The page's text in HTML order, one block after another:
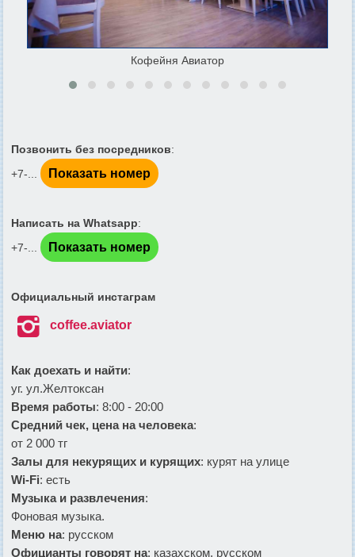
Кофейня Авиатор
Позвонить без посредников:
+7-...
Показать номер
Написать на Whatsapp:
+7-...
Показать номер
Официальный инстаграм
 coffee.aviator
Как доехать и найти:
уг. ул.Желтоксан
Время работы: 8:00 - 20:00
Средний чек, цена на человека:
от 2 000 тг
Залы для некурящих и курящих: курят на улице
Wi-Fi: есть
Музыка и развлечения:
Фоновая музыка.
Меню на: русском
Официанты говорят на: казахском, русском